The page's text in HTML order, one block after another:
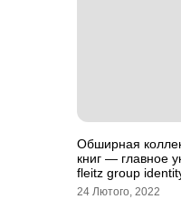
Обширная
книг — главное
fleitz group
24 Лютого, 2022